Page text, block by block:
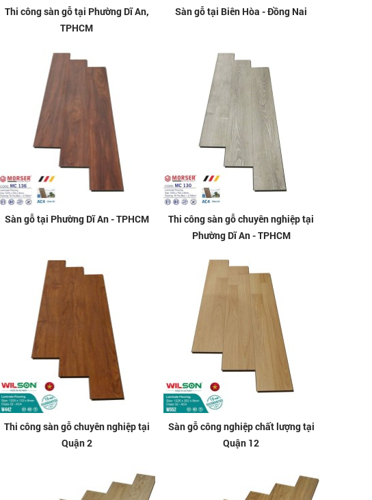
Thi công sàn gỗ tại Phường Dĩ An,
TPHCM
Sàn gỗ tại Biên Hòa - Đồng Nai
Sàn gỗ tại Phường Dĩ An - TPHCM
Thi công sàn gỗ chuyên nghiệp tại
Phường Dĩ An - TPHCM
Thi công sàn gỗ chuyên nghiệp tại
Quận 2
Sàn gỗ công nghiệp chất lượng tại
Quận 12